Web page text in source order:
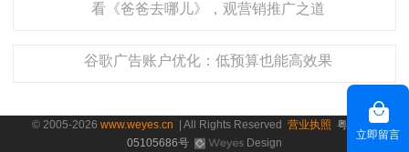
看《爸爸去哪儿》，观营销推广之道
谷歌广告账户优化：低预算也能高效果
© 2005-2026 www.weyes.cn | All Rights Reserved 营业执照 粤ICP备
05105686号
Design
立即留言